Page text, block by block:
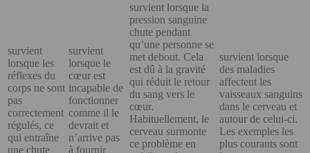
survient
lorsque les
réflexes du
corps ne sont
pas
correctement
régulés, ce
qui entraîne
une chute
survient
lorsque le
cœur est
incapable de
fonctionner
comme il le
devrait et
n’arrive pas
à fournir
survient lorsque la
pression sanguine
chute pendant
qu’une personne se
met debout. Cela
est dû à la gravité
qui réduit le retour
du sang vers le
cœur.
Habituellement, le
cerveau surmonte
ce problème en
survient lorsque
des maladies
affectent les
vaisseaux sanguins
dans le cerveau et
autour de celui-ci.
Les exemples les
plus courants sont